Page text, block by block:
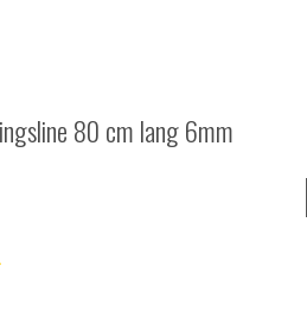
80 cm lang 6mm